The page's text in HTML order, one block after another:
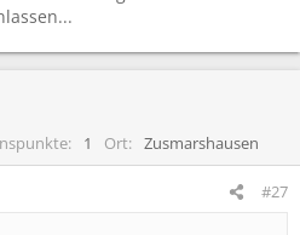
1 Ort Zusmarshausen
#27